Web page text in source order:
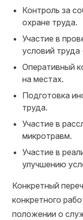
Контроль за
охране труда.
Участие в
условий
Оперативный
на местах.
Подготовка
труда.
Участие в
микротравм.
Участие в
улучшению
Конкретный
конкретного
положении о